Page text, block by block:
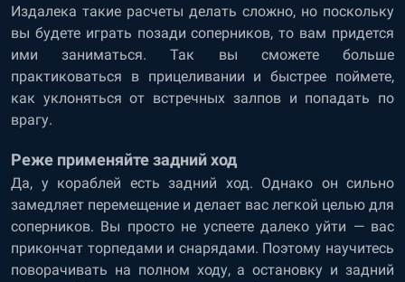
Издалека такие расчеты делать сложно, но поскольку
вы будете играть позади соперников, то вам придется
ими заниматься. Так вы сможете больше
практиковаться в прицеливании и быстрее поймете,
как уклоняться от встречных залпов и попадать по
врагу.
Реже применяйте задний ход
Да, у кораблей есть задний ход. Однако он сильно
замедляет перемещение и делает вас легкой целью для
соперников. Вы просто не успеете далеко уйти — вас
прикончат торпедами и снарядами. Поэтому научитесь
поворачивать на полном ходу, а остановку и задний